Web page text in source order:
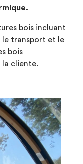
bois incluant
le transport et le
bois
la cliente.